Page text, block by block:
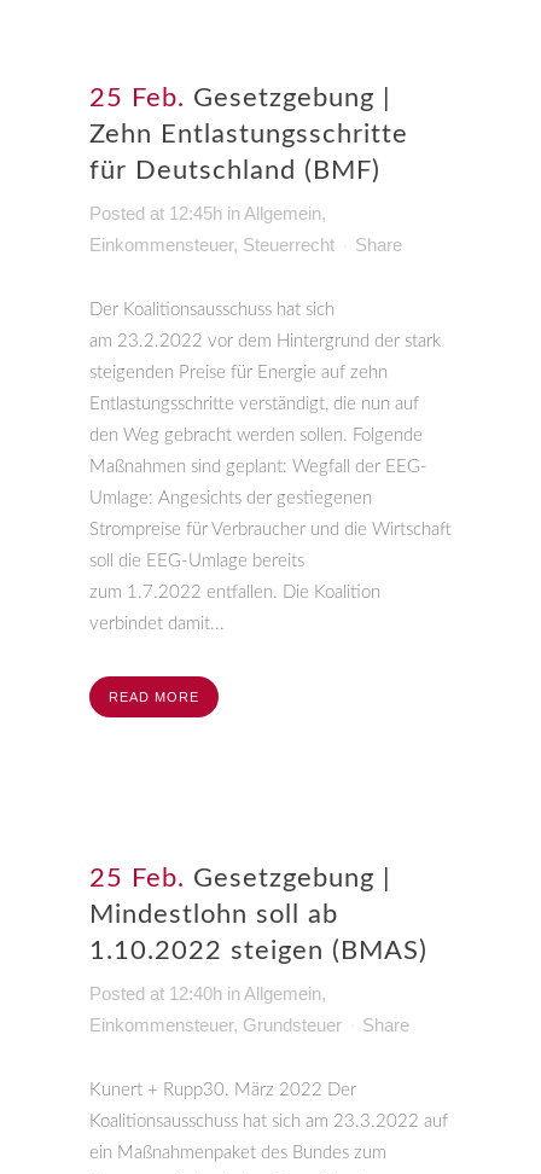
25 Feb. Gesetzgebung |
Zehn Entlastungsschritte
für Deutschland (BMF)
Posted at 12:45h inAllgemein,
Einkommensteuer, Steuerrecht Share
Der Koalitionsausschuss hat sich
am 23.2.2022 vor dem Hintergrund der stark
steigenden Preise für Energie auf zehn
Entlastungsschritte verständigt, die nun auf
den Weg gebracht werden sollen. Folgende
Maßnahmen sind geplant: Wegfall der EEG-
Umlage: Angesichts der gestiegenen
Strompreise für Verbraucher und die Wirtschaft
soll die EEG-Umlage bereits
zum 1.7.2022 entfallen. Die Koalition
verbindet damit...
READ MORE
25 Feb. Gesetzgebung |
Mindestlohn soll ab
1.10.2022 steigen (BMAS)
Posted at 12:40h inAllgemein,
Einkommensteuer, Grundsteuer Share
Kunert + Rupp30. März 2022 Der
Koalitionsausschuss hat sich am 23.3.2022 auf
ein Maßnahmenpaket des Bundes zum